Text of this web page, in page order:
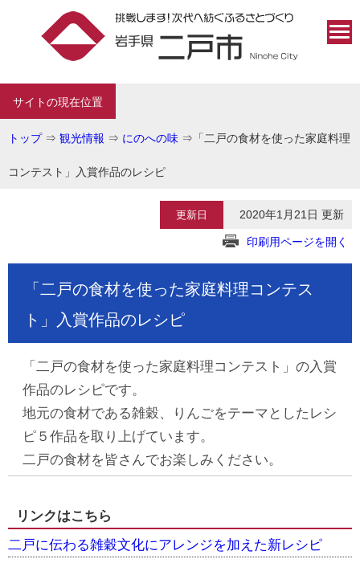
サイトの現在位置
トップ⇒ 観光情報 ⇒ にのへの味 ⇒ 「二戸の食材を使った家庭料理
コンテスト」入賞作品のレシピ
更新日 2020年1月21日 更新
印刷用ページを開く
「二戸の食材を使った家庭料理コンテス
ト」入賞作品のレシピ
「二戸の食材を使った家庭料理コンテスト」の入賞
作品のレシピです。
地元の食材である雑穀、りんごをテーマとしたレシ
ピ５作品を取り上げています。
二戸の食材を皆さんでお楽しみください。
リンクはこちら
二戸に伝わる雑穀文化にアレンジを加えた新レシピ